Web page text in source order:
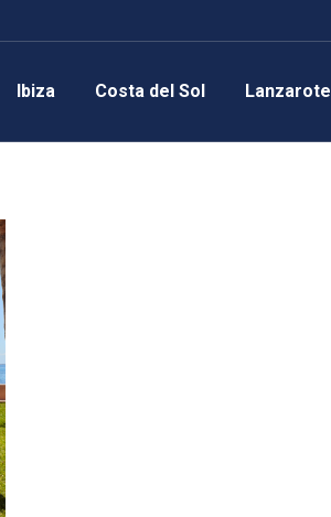
Ibiza Costa del Sol Lanzarote